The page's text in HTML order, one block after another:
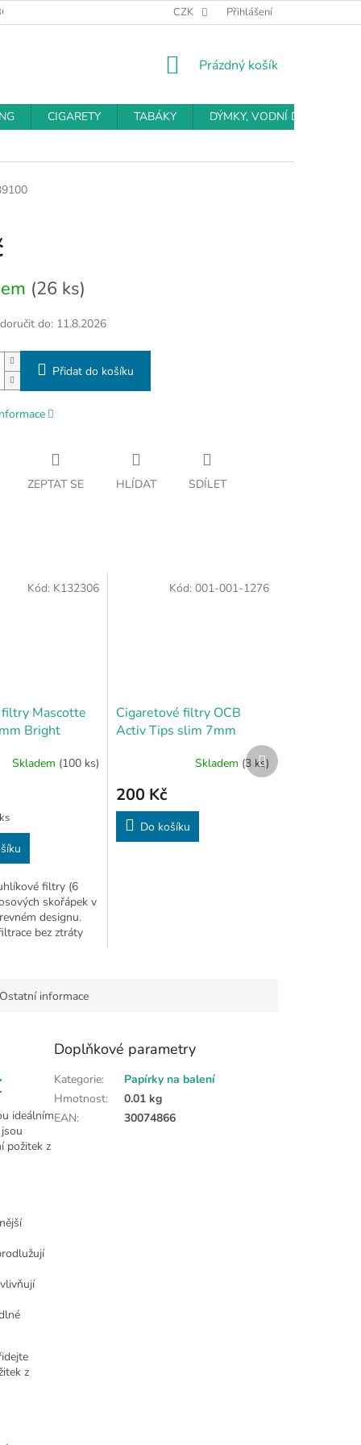
PODMÍNKY PODMÍNKY OCHRANY OSOBNÍCH ÚDAJŮ
CZK Přihlášení
NÁKUPNÍ
Prázdný košík
CIGARETY TABÁKY DÝMKY, VODNÍ DÝMKY
(26 ks)
do: 11.8.2026
Přidat do košíku
ZEPTAT SE HLÍDAT SDÍLET
Mascotte
Bright
Skladem (100 ks)
filtry (6
skořápek v
designu.
bez ztráty
Kód: K132306
Cigaretové filtry OCB
Activ Tips slim 7mm
CIGARETOVÉ FILTRY
Skladem (3 ks)
200 Kč
Do košíku
Kód: 001-001-1276
Další
produkt
Ostatní informace
ideálním
požitek z
z
Doplňkové parametry
Kategorie:
Papírky na balení
Hmotnost:
0.01 kg
EAN: 30074866